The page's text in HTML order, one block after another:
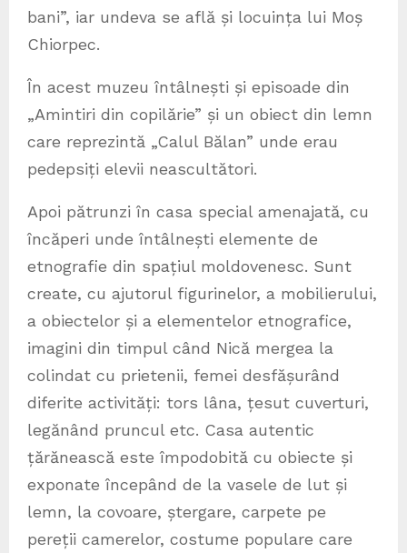
bani”, iar undeva se află și locuința lui Moș
Chiorpec.
În acest muzeu întâlnești și episoade din
„Amintiri din copilărie” și un obiect din lemn
care reprezintă „Calul Bălan” unde erau
pedepsiți elevii neascultători.
Apoi pătrunzi în casa special amenajată, cu
încăperi unde întâlnești elemente de
etnografie din spațiul moldovenesc. Sunt
create, cu ajutorul figurinelor, a mobilierului,
a obiectelor și a elementelor etnografice,
imagini din timpul când Nică mergea la
colindat cu prietenii, femei desfășurând
diferite activități: tors lâna, țesut cuverturi,
legănând pruncul etc. Casa autentic
țărănească este împodobită cu obiecte și
exponate începând de la vasele de lut și
lemn, la covoare, ștergare, carpete pe
pereții camerelor, costume populare care